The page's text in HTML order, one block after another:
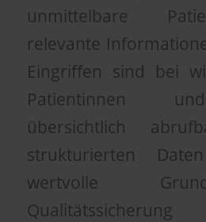
unmittelbare
relevante
Eingriffen sind bei
Patientinnen
übersichtlich
strukturierten
wertvolle